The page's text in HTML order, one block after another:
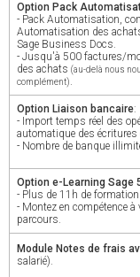
Option Pack
- Pack Automatisation,
Automatisation des
Sage Business Docs.
- Jusqu'à 500 factures/
des achats (au-delà nous
complément).
Option Liaison bancaire:
- Import temps réel des
automatique des écritures
- Nombre de banque
Option e-Learning Sage
- Plus de 11h de formation
- Montez en compétence
parcours.
Module Notes de frais
salarié).